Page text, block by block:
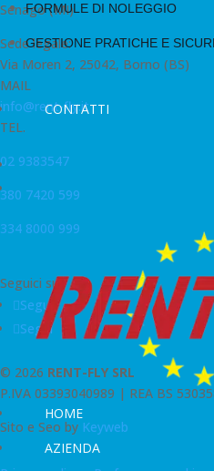
FORMULE DI NOLEGGIO
GESTIONE PRATICHE E
CONTATTI
HOME
AZIENDA
Senago (MI)
Sede legale:
Via Moren 2, 25042, Borno (BS)
MAIL
info@rent-fly.it
TEL.
02 9383547
380 7420 599
334 8000 999
Seguici su
Segui
Segui
© 2026 RENT-FLY SRL
P.IVA 03393040989 | REA BS
Sito e Seo by Keyweb